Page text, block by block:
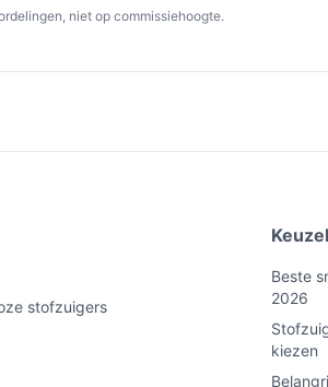
Kies bewust
niet op commissiehoogte.
stofzuigers
Beste
2026
kiezen